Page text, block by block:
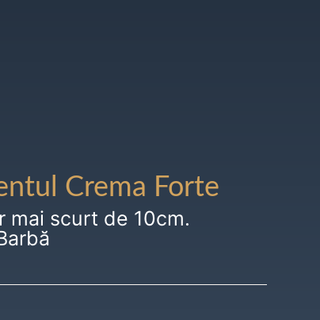
Crema Forte
mai scurt de 10cm.